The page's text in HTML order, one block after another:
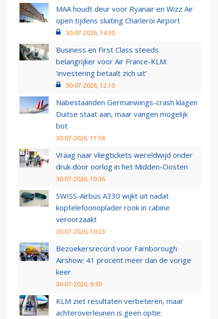
MAA houdt deur voor Ryanair en Wizz Air
open tijdens sluiting Charleroi Airport
30-07-2026, 14:30
Business en First Class steeds
belangrijker voor Air France-KLM:
‘investering betaalt zich uit’
30-07-2026, 12:10
Nabestaanden Germanwings-crash klagen
Duitse staat aan, maar vangen mogelijk
bot
30-07-2026, 11:58
Vraag naar vliegtickets wereldwijd onder
druk door oorlog in het Midden-Oosten
30-07-2026, 10:36
SWISS-Airbus A330 wijkt uit nadat
koptelefoonoplader rook in cabine
veroorzaakt
30-07-2026, 10:23
Bezoekersrecord voor Farnborough
Airshow: 41 procent meer dan de vorige
keer
30-07-2026, 9:30
KLM ziet resultaten verbeteren, maar
achteroverleunen is geen optie: